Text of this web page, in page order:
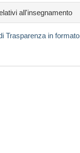
all'insegnamento
Trasparenza in